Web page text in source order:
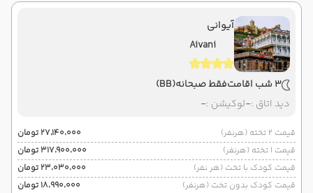
آیوانی
Aivani
3 شب اقامت فقط صبحانه(BB)
دید اتاق :-لوکیشن :-
قیمت 2 تخته (هرنفر)
۲۷٬۱۴۰٬۰۰۰ تومان
قیمت 1 تخته (هرنفر)
۳۱۷٬۹۰۰٬۰۰۰ تومان
قیمت کودک با تخت (هر نفر)
۲۳٬۰۳۰٬۰۰۰ تومان
قیمت کودک بدون تخت (هرنفر)
۱۸٬۹۹۰٬۰۰۰ تومان